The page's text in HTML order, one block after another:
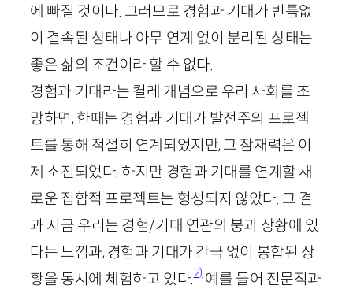
에 빠질 것이다. 그러므로 경험과 기대가 빈틈없
이 결속된 상태나 아무 연계 없이 분리된 상태는
좋은 삶의 조건이라 할 수 없다.
경험과 기대라는 켤레 개념으로 우리 사회를 조
망하면, 한때는 경험과 기대가 발전주의 프로젝
트를 통해 적절히 연계되었지만, 그 잠재력은 이
제 소진되었다. 하지만 경험과 기대를 연계할 새
로운 집합적 프로젝트는 형성되지 않았다. 그 결
과 지금 우리는 경험/기대 연관의 붕괴 상황에 있
다는 느낌과, 경험과 기대가 간극 없이 봉합된 상
황을 동시에 체험하고 있다.2)예를 들어 전문직과